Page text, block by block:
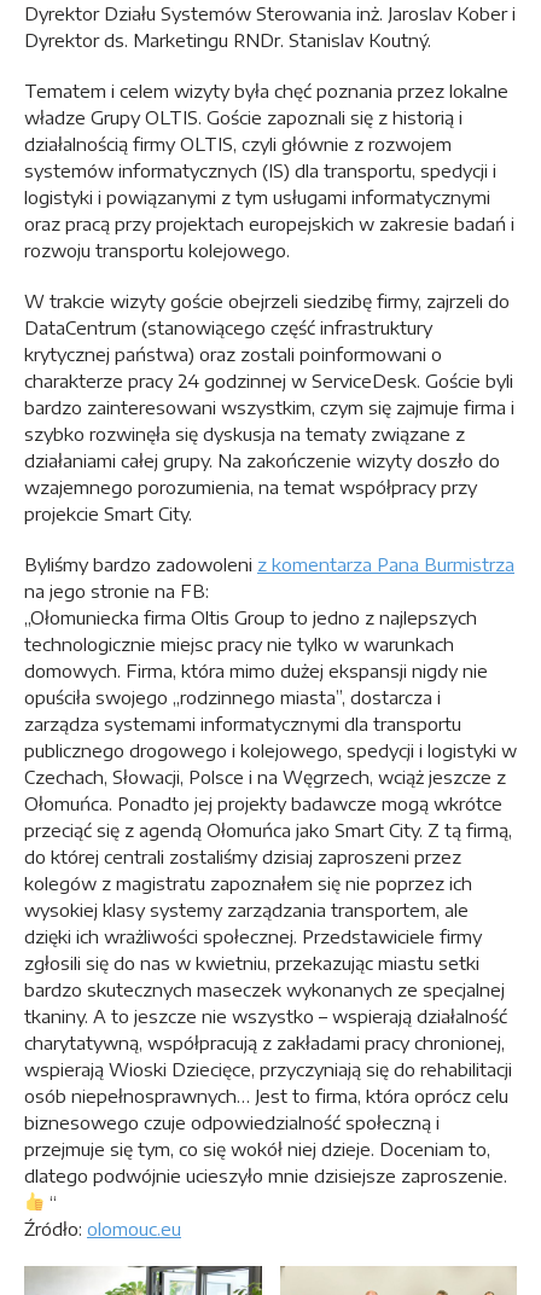
Dyrektor Działu Systemów Sterowania inż. Jaroslav Kober i
Dyrektor ds. Marketingu RNDr. Stanislav Koutný.
Tematem i celem wizyty była chęć poznania przez lokalne
władze Grupy OLTIS. Goście zapoznali się z historią i
działalnością firmy OLTIS, czyli głównie z rozwojem
systemów informatycznych (IS) dla transportu, spedycji i
logistyki i powiązanymi z tym usługami informatycznymi
oraz pracą przy projektach europejskich w zakresie badań i
rozwoju transportu kolejowego.
W trakcie wizyty goście obejrzeli siedzibę firmy, zajrzeli do
DataCentrum (stanowiącego część infrastruktury
krytycznej państwa) oraz zostali poinformowani o
charakterze pracy 24 godzinnej w ServiceDesk. Goście byli
bardzo zainteresowani wszystkim, czym się zajmuje firma i
szybko rozwinęła się dyskusja na tematy związane z
działaniami całej grupy. Na zakończenie wizyty doszło do
wzajemnego porozumienia, na temat współpracy przy
projekcie Smart City.
Byliśmy bardzo zadowoleni z komentarza Pana Burmistrza
na jego stronie na FB:
„Ołomuniecka firma Oltis Group to jedno z najlepszych
technologicznie miejsc pracy nie tylko w warunkach
domowych. Firma, która mimo dużej ekspansji nigdy nie
opuściła swojego „rodzinnego miasta”, dostarcza i
zarządza systemami informatycznymi dla transportu
publicznego drogowego i kolejowego, spedycji i logistyki w
Czechach, Słowacji, Polsce i na Węgrzech, wciąż jeszcze z
Ołomuńca. Ponadto jej projekty badawcze mogą wkrótce
przeciąć się z agendą Ołomuńca jako Smart City. Z tą firmą,
do której centrali zostaliśmy dzisiaj zaproszeni przez
kolegów z magistratu zapoznałem się nie poprzez ich
wysokiej klasy systemy zarządzania transportem, ale
dzięki ich wrażliwości społecznej. Przedstawiciele firmy
zgłosili się do nas w kwietniu, przekazując miastu setki
bardzo skutecznych maseczek wykonanych ze specjalnej
tkaniny. A to jeszcze nie wszystko – wspierają działalność
charytatywną, współpracują z zakładami pracy chronionej,
wspierają Wioski Dziecięce, przyczyniają się do rehabilitacji
osób niepełnosprawnych… Jest to firma, która oprócz celu
biznesowego czuje odpowiedzialność społeczną i
przejmuje się tym, co się wokół niej dzieje. Doceniam to,
dlatego podwójnie ucieszyło mnie dzisiejsze zaproszenie.
“
Źródło: olomouc.eu